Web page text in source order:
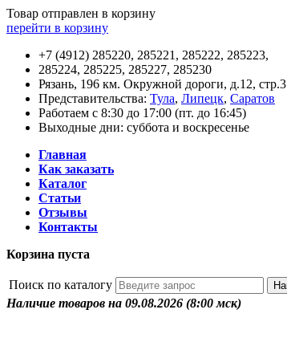
Товар отправлен в корзину
перейти в корзину
+7 (4912) 285220, 285221, 285222, 285223,
285224, 285225, 285227, 285230
Рязань, 196 км. Окружной дороги, д.12, стр.3
Представительства: Тула, Липецк, Саратов
Работаем с 8:30 до 17:00 (пт. до 16:45)
Выходные дни: суббота и воскресенье
Главная
Как заказать
Каталог
Статьи
Отзывы
Контакты
Корзина пуста
Поиск по каталогу
Наличие товаров на 09.08.2026 (8:00 мск)